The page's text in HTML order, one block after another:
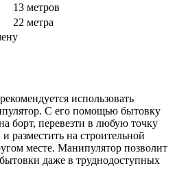
13 метров
22 метра
использовать
С его помощью бытовку
борт, перевезти в любую точку
разместить на строительной
месте. Манипулятор позволит
даже в труднодоступных